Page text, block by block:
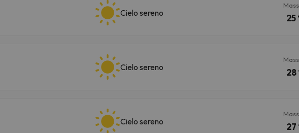
Cielo sereno
25
Cielo sereno
28
Cielo sereno
27